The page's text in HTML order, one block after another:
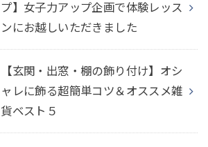
プ】女子力アップ企画で体験レッス
ンにお越しいただきました
【玄関・出窓・棚の飾り付け】オシ
ャレに飾る超簡単コツ＆オススメ雑
貨ベスト５